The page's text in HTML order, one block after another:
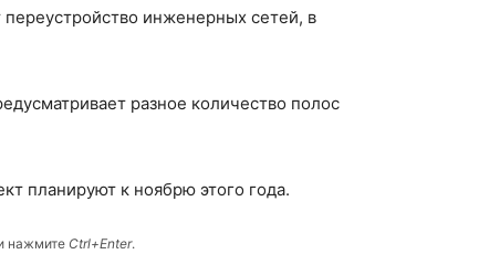
инженерных сетей, в
разное количество полос
планируют к ноябрю этого года.
нажмите Ctrl+Enter.